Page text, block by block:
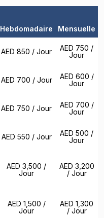
Hebdomadaire Mensuelle
AED 850 / Jour AED 750 /
Jour
AED 700 / Jour AED 600 /
Jour
AED 750 / Jour AED 700 /
Jour
AED 550 / Jour AED 500 /
Jour
AED 3,500 /
Jour
AED 3,200
/ Jour
AED 1,500 /
Jour
AED 1,300
/ Jour